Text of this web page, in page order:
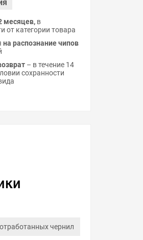
месяцев,в
от категории товара
на распознание чипов
– в течение 14
сохранности
чернил